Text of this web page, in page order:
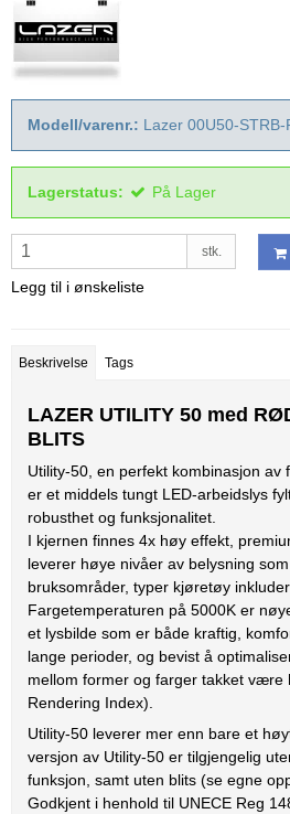
Modell/varenr.: Lazer 00U50-STRB-
Lagerstatus: På Lager
stk.
Legg til i ønskeliste
Beskrivelse Tags
LAZER UTILITY 50 med
BLITS
Utility-50, en perfekt kombinasjon av
er et middels tungt LED-arbeidslys
robusthet og funksjonalitet.
I kjernen finnes 4x høy effekt,
leverer høye nivåer av belysning
bruksområder, typer kjøretøy
Fargetemperaturen på 5000K er
et lysbilde som er både kraftig,
lange perioder, og bevist å
mellom former og farger takket være
Rendering Index).
Utility-50 leverer mer enn bare et
versjon av Utility-50 er tilgjengelig
funksjon, samt uten blits (se egne
Godkjent i henhold til UNECE Reg